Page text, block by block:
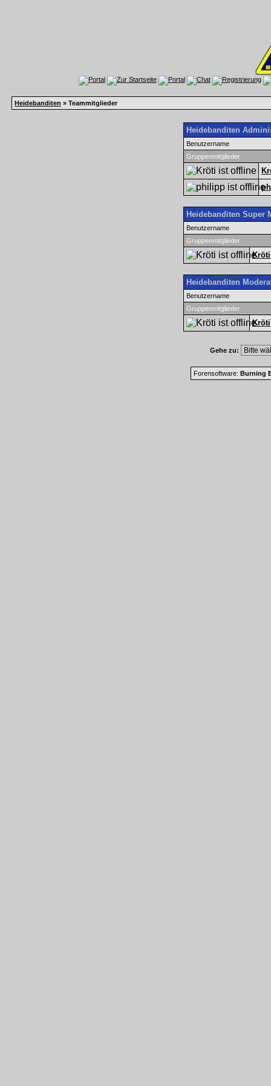
Heidebanditen » Teammitglieder
Heidebanditen
Benutzername
Gruppenmitglieder
Heidebanditen Super
Benutzername
Gruppenmitglieder
Kröti
Heidebanditen
Benutzername
Gruppenmitglieder
Kröti
Gehe zu:
Forensoftware: Burning